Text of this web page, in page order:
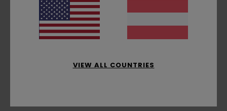
Gestickter Kettenstich-Schriftzug vorne
Einheitsgröße
Zusammensetzung[Hauptstoff] 100 % Baumwolle
VIEW ALL COUNTRIES